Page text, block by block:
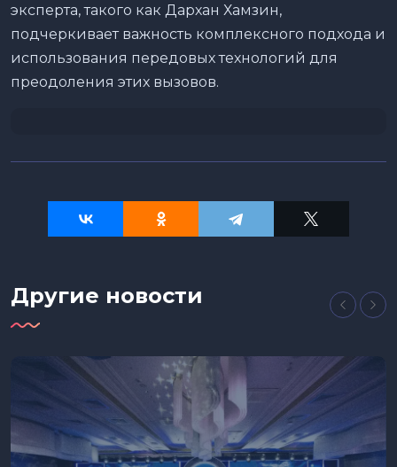
эксперта, такого как Дархан Хамзин,
подчеркивает важность комплексного подхода и
использования передовых технологий для
преодоления этих вызовов.
Другие новости